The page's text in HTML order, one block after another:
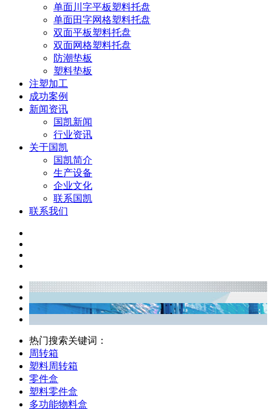
单面川字平板塑料托盘
单面田字网格塑料托盘
双面平板塑料托盘
双面网格塑料托盘
防潮垫板
塑料垫板
注塑加工
成功案例
新闻资讯
国凯新闻
行业资讯
关于国凯
国凯简介
生产设备
企业文化
联系国凯
联系我们
热门搜索关键词：
周转箱
塑料周转箱
零件盒
塑料零件盒
多功能物料盒